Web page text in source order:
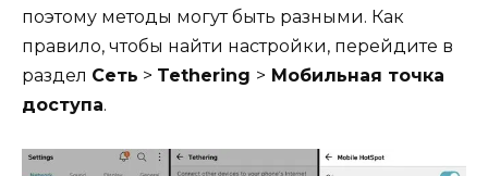
поэтому методы могут быть разными. Как
правило, чтобы найти настройки, перейдите в
раздел Сеть > Tethering > Мобильная точка
доступа.